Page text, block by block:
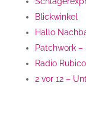
Blickwinkel
Hallo
Patchwork
Radio
2 vor 12 –